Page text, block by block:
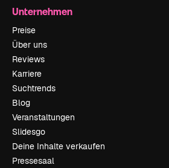
Unternehmen
Preise
Über uns
Reviews
Karriere
Suchtrends
Blog
Veranstaltungen
Slidesgo
Deine Inhalte verkaufen
Pressesaal